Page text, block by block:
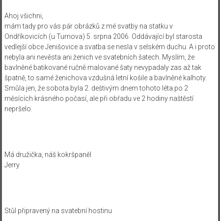
Ahoj všichni,
mám tady pro vás pár obrázků z mé svatby na statku v
Ondříkovicích (u Turnova) 5. srpna 2006. Oddávající byl starosta
vedlejší obce Jenišovice a svatba se nesla v selském duchu. A i proto
nebyla ani nevěsta ani ženich ve svatebních šatech. Myslím, že
bavlněné batikované ručně malované šaty nevypadaly zas až tak
špatně, to samé ženichova vzdušná letní košile a bavlněné kalhoty.
Smůla jen, že sobota byla 2. deštivým dnem tohoto léta po 2
měsících krásného počasí, ale při obřadu ve 2 hodiny naštěstí
nepršelo.
Má družička, náš kokršpaněl
Jerry
Stůl připravený na svatební hostinu